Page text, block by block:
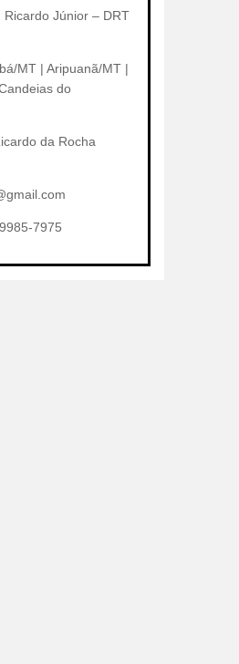
Ricardo Júnior – DRT
MT | Aripuanã/MT |
do
da Rocha
7975